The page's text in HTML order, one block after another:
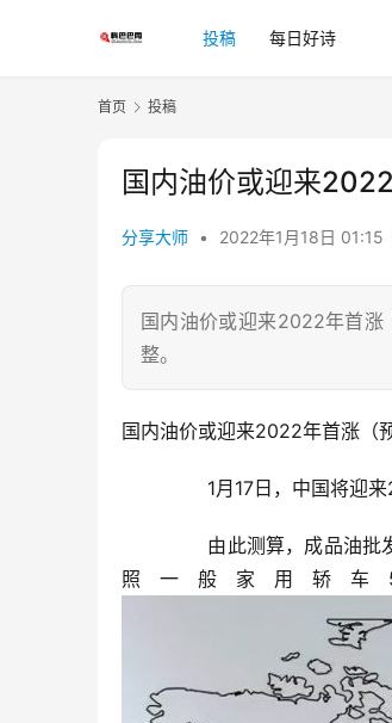
投稿 每日好诗
首页 投稿
国内油价或迎来
分享大师 • 2022年1月18日 01:15
国内油价或迎来2022年首
整。
国内油价或迎来2022年首涨（
1月17日，中国将迎
照一般家用轿